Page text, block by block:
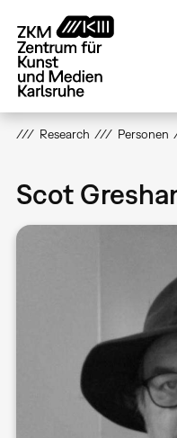
zum
Inhalt
Research Personen
Scot